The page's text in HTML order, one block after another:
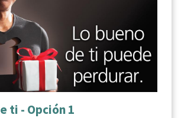
ti - Opción 1